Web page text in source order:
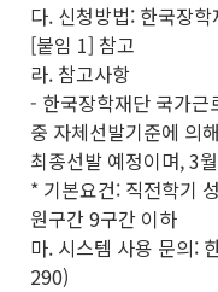
다. 신청방법: 한국장
[붙임 1] 참고
라. 참고사항
- 한국장학재단 국가근
중 자체선발기준에 의
최종선발 예정이며, 3
* 기본요건: 직전학기
원구간 9구간 이하
마. 시스템 사용 문의:
290)